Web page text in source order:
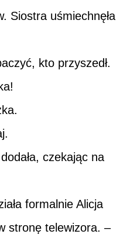
Siostra uśmiechnęła
kto przyszedł.
czekając na
formalnie Alicja
stronę telewizora. –